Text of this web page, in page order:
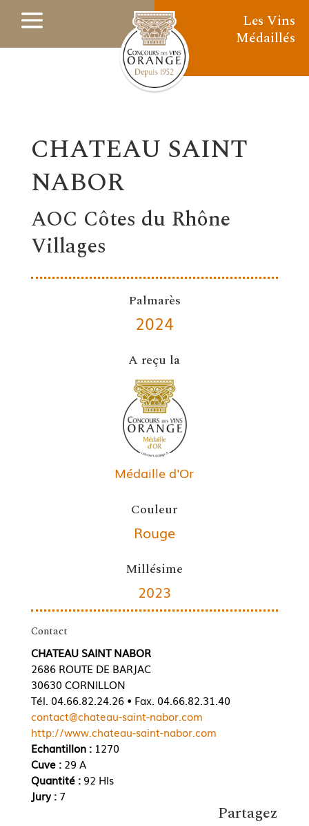
Les Vins
Médaillés
CHATEAU SAINT
NABOR
AOC Côtes du Rhône
Villages
Palmarès
2024
A reçu la
Médaille d'Or
Couleur
Rouge
Millésime
2023
Contact
CHATEAU SAINT NABOR
2686 ROUTE DE BARJAC
30630 CORNILLON
Tél. 04.66.82.24.26 • Fax. 04.66.82.31.40
contact@chateau-saint-nabor.com
http://www.chateau-saint-nabor.com
Echantillon :1270
Cuve : 29 A
Quantité : 92 Hls
Jury : 7
Partagez